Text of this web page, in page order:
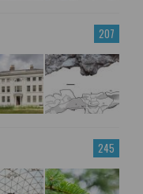
207
245